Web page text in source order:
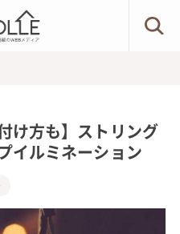
け方も】ストリング
イルミネーション